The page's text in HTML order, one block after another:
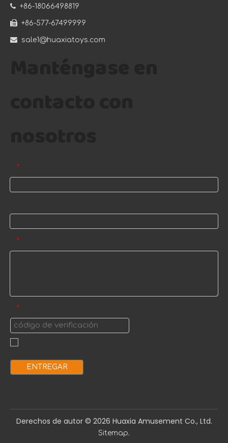
 +86-18066498819
 +86-577-67499999
 sale1@huaxiatoys.com
*
*
*
ENTREGAR
Derechos de autor ©️ 2026 Huaxia Amusement Co., Ltd.
Sitemap.